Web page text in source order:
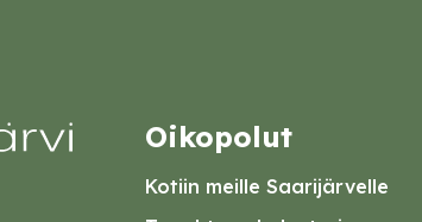
Oikopolut
Kotiin meille Saarijärvelle